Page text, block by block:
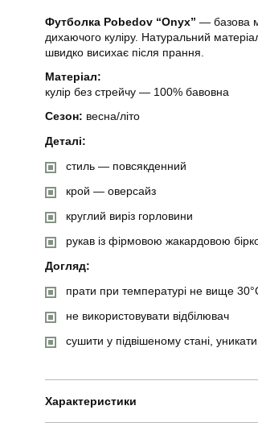
Футболка Pobedov “Onyx” — базова
дихаючого куліру. Натуральний
швидко висихає після прання.
Матеріал:
кулір без стрейчу — 100% бавовна
Сезон: весна/літо
Деталі:
стиль — повсякденний
крой — оверсайз
круглий виріз горловини
рукав із фірмовою жакардовою
Догляд:
прати при температурі не вище
не використовувати відбілювач
сушити у підвішеному стані,
Характеристики